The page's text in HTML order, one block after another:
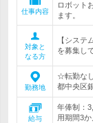
仕事内容
ロボット
ます。
対象と
なる方
【システ
を募集し
勤務地
☆転勤な
都中央区
給与
年俸制：
用期間3